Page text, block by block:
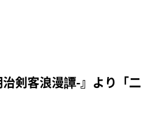
治剣客浪漫譚-』より「二